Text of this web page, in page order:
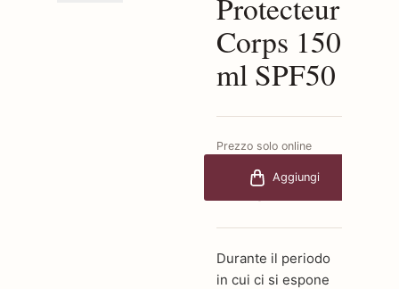
Protecteur
Corps 150
ml SPF50
Prezzo solo online
€38,50Aggiungi
Durante il periodo
in cui ci si espone